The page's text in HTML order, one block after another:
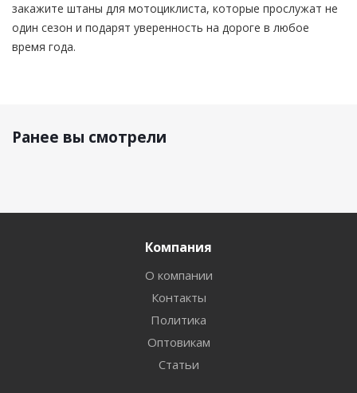
закажите штаны для мотоциклиста, которые прослужат не
один сезон и подарят уверенность на дороге в любое
время года.
Ранее вы смотрели
Компания
О компании
Контакты
Политика
Оптовикам
Статьи